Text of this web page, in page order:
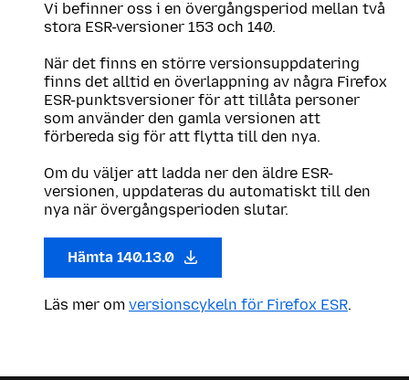
Vi befinner oss i en övergångsperiod mellan två
stora ESR-versioner 153 och 140.
När det finns en större versionsuppdatering
finns det alltid en överlappning av några Firefox
ESR-punktsversioner för att tillåta personer
som använder den gamla versionen att
förbereda sig för att flytta till den nya.
Om du väljer att ladda ner den äldre ESR-
versionen, uppdateras du automatiskt till den
nya när övergångsperioden slutar.
Hämta 140.13.0
Läs mer om versionscykeln för Firefox ESR.